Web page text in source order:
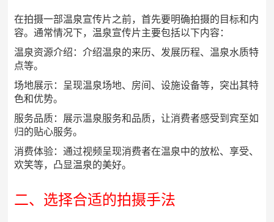
在拍摄一部温泉宣传片之前，首先要明确拍摄的目标和内
容。通常情况下，温泉宣传片主要包括以下内容：
温泉资源介绍：介绍温泉的来历、发展历程、温泉水质特
点等。
场地展示：呈现温泉场地、房间、设施设备等，突出其特
色和优势。
服务品质：展示温泉服务和品质，让消费者感受到宾至如
归的贴心服务。
消费体验：通过视频呈现消费者在温泉中的放松、享受、
欢笑等，凸显温泉的美好。
二、选择合适的拍摄手法